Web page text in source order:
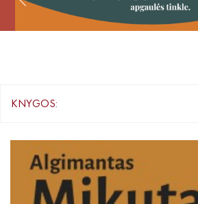
Grožinė literatūra
KNYGOS PIGIAU
KNYGOS:
Grožinė literatūra
Knygos vaikams ir paaugliams
Negrožinė literatūra